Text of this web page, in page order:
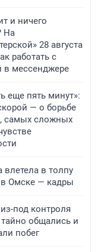
и ничего
На
28 августа
работать с
в мессенджере
еще пять минут»:
— о борьбе
самых сложных
влетела в толпу
Омске — кадры
под контроля
общались и
побег